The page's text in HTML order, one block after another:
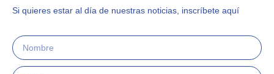
Si quieres estar al día de nuestras noticias, inscríbete aquí